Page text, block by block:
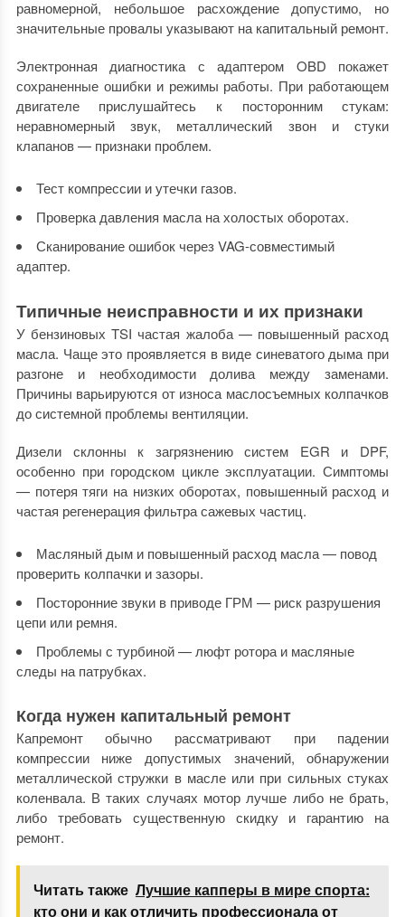
равномерной, небольшое расхождение допустимо, но
значительные провалы указывают на капитальный ремонт.
Электронная диагностика с адаптером OBD покажет
сохраненные ошибки и режимы работы. При работающем
двигателе прислушайтесь к посторонним стукам:
неравномерный звук, металлический звон и стуки
клапанов — признаки проблем.
Тест компрессии и утечки газов.
Проверка давления масла на холостых оборотах.
Сканирование ошибок через VAG-совместимый
адаптер.
Типичные неисправности и их признаки
У бензиновых TSI частая жалоба — повышенный расход
масла. Чаще это проявляется в виде синеватого дыма при
разгоне и необходимости долива между заменами.
Причины варьируются от износа маслосъемных колпачков
до системной проблемы вентиляции.
Дизели склонны к загрязнению систем EGR и DPF,
особенно при городском цикле эксплуатации. Симптомы
— потеря тяги на низких оборотах, повышенный расход и
частая регенерация фильтра сажевых частиц.
Масляный дым и повышенный расход масла — повод
проверить колпачки и зазоры.
Посторонние звуки в приводе ГРМ — риск разрушения
цепи или ремня.
Проблемы с турбиной — люфт ротора и масляные
следы на патрубках.
Когда нужен капитальный ремонт
Капремонт обычно рассматривают при падении
компрессии ниже допустимых значений, обнаружении
металлической стружки в масле или при сильных стуках
коленвала. В таких случаях мотор лучше либо не брать,
либо требовать существенную скидку и гарантию на
ремонт.
Читать также Лучшие капперы в мире спорта:
кто они и как отличить профессионала от